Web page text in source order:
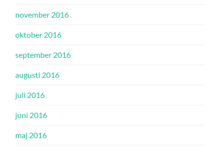
november 2016
oktober 2016
september 2016
augusti 2016
juli 2016
juni 2016
maj 2016